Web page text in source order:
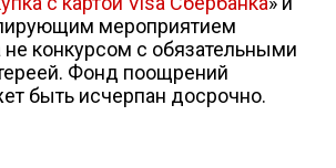
мероприятием
не конкурсом с обязательными
Фонд поощрений
быть исчерпан досрочно.